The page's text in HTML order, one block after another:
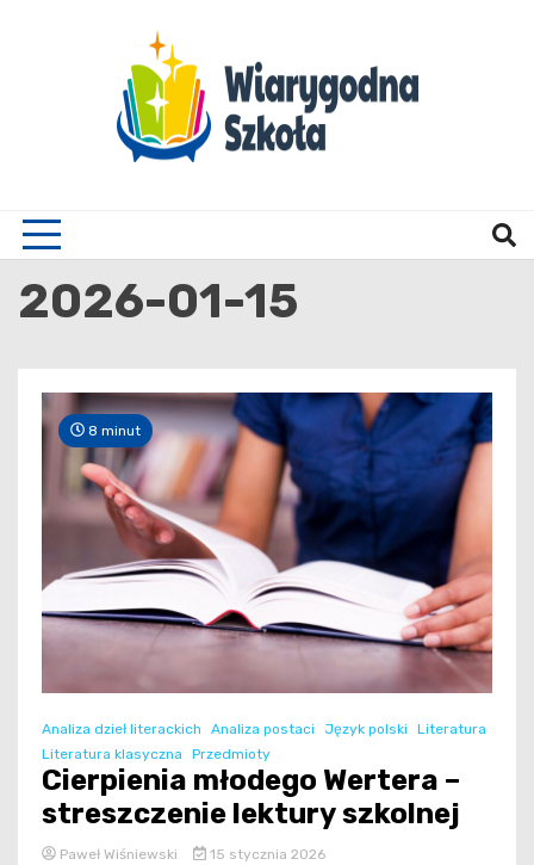
2026-01-15
8 minut
Analiza dzieł literackich Analiza postaci Język polski
Literatura
Literatura klasyczna
Przedmioty
Cierpienia młodego Wertera –
streszczenie lektury szkolnej
Paweł Wiśniewski 15 stycznia 2026